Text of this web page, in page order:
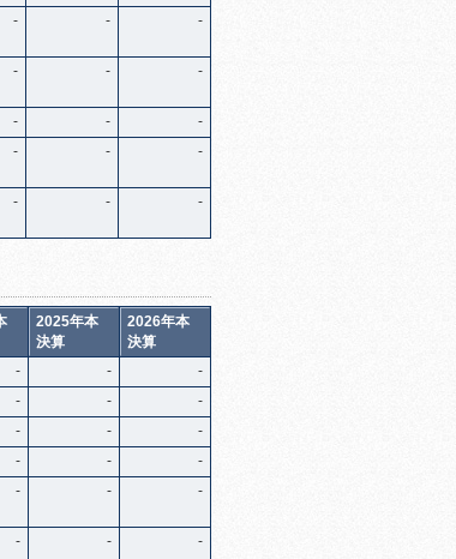
- - -
- - -
- -
-
- - -
- - -
2025年本
決算
2026年本
決算
- -
-
- -
-
- -
-
- -
-
- - -
- - -